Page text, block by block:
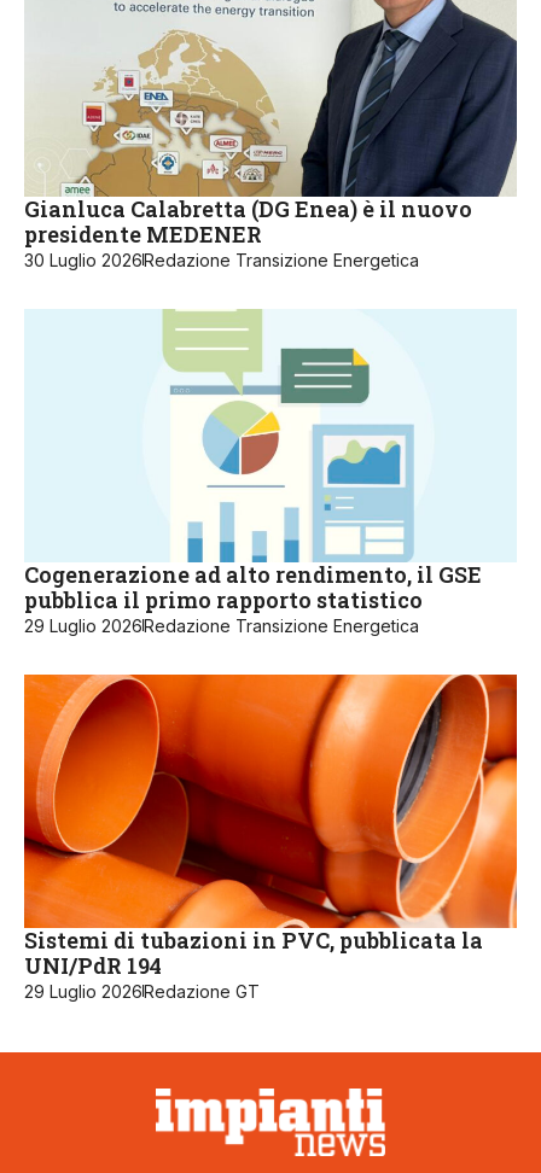
Gianluca Calabretta (DG Enea) è il nuovo
presidente MEDENER
30 Luglio 2026Redazione Transizione Energetica
Cogenerazione ad alto rendimento, il GSE
pubblica il primo rapporto statistico
29 Luglio 2026Redazione Transizione Energetica
Sistemi di tubazioni in PVC, pubblicata la
UNI/PdR 194
29 Luglio 2026Redazione GT